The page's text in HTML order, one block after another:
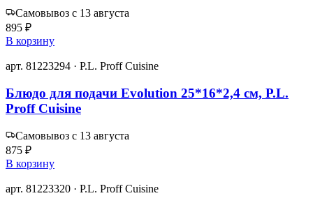
Самовывоз с 13 августа
895 ₽
В корзину
арт. 81223294 · P.L. Proff Cuisine
Блюдо для подачи Evolution 25*16*2,4 см, P.L.
Proff Cuisine
Самовывоз с 13 августа
875 ₽
В корзину
арт. 81223320 · P.L. Proff Cuisine